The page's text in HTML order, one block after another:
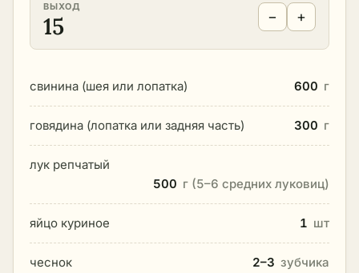
ВЫХОД
15 − +
свинина (шея или лопатка) 600 г
говядина (лопатка или задняя часть) 300 г
лук репчатый
500 г (5–6 средних луковиц)
яйцо куриное 1 шт
чеснок 2–3 зубчика